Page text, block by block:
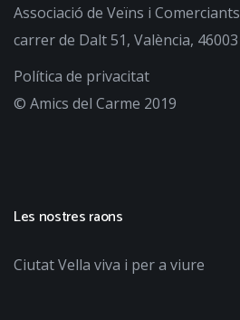
Associació de Veïns i Comerciants
carrer de Dalt 51, València, 46003
Política de privacitat
© Amics del Carme 2019
Les nostres raons
Ciutat Vella viva i per a viure